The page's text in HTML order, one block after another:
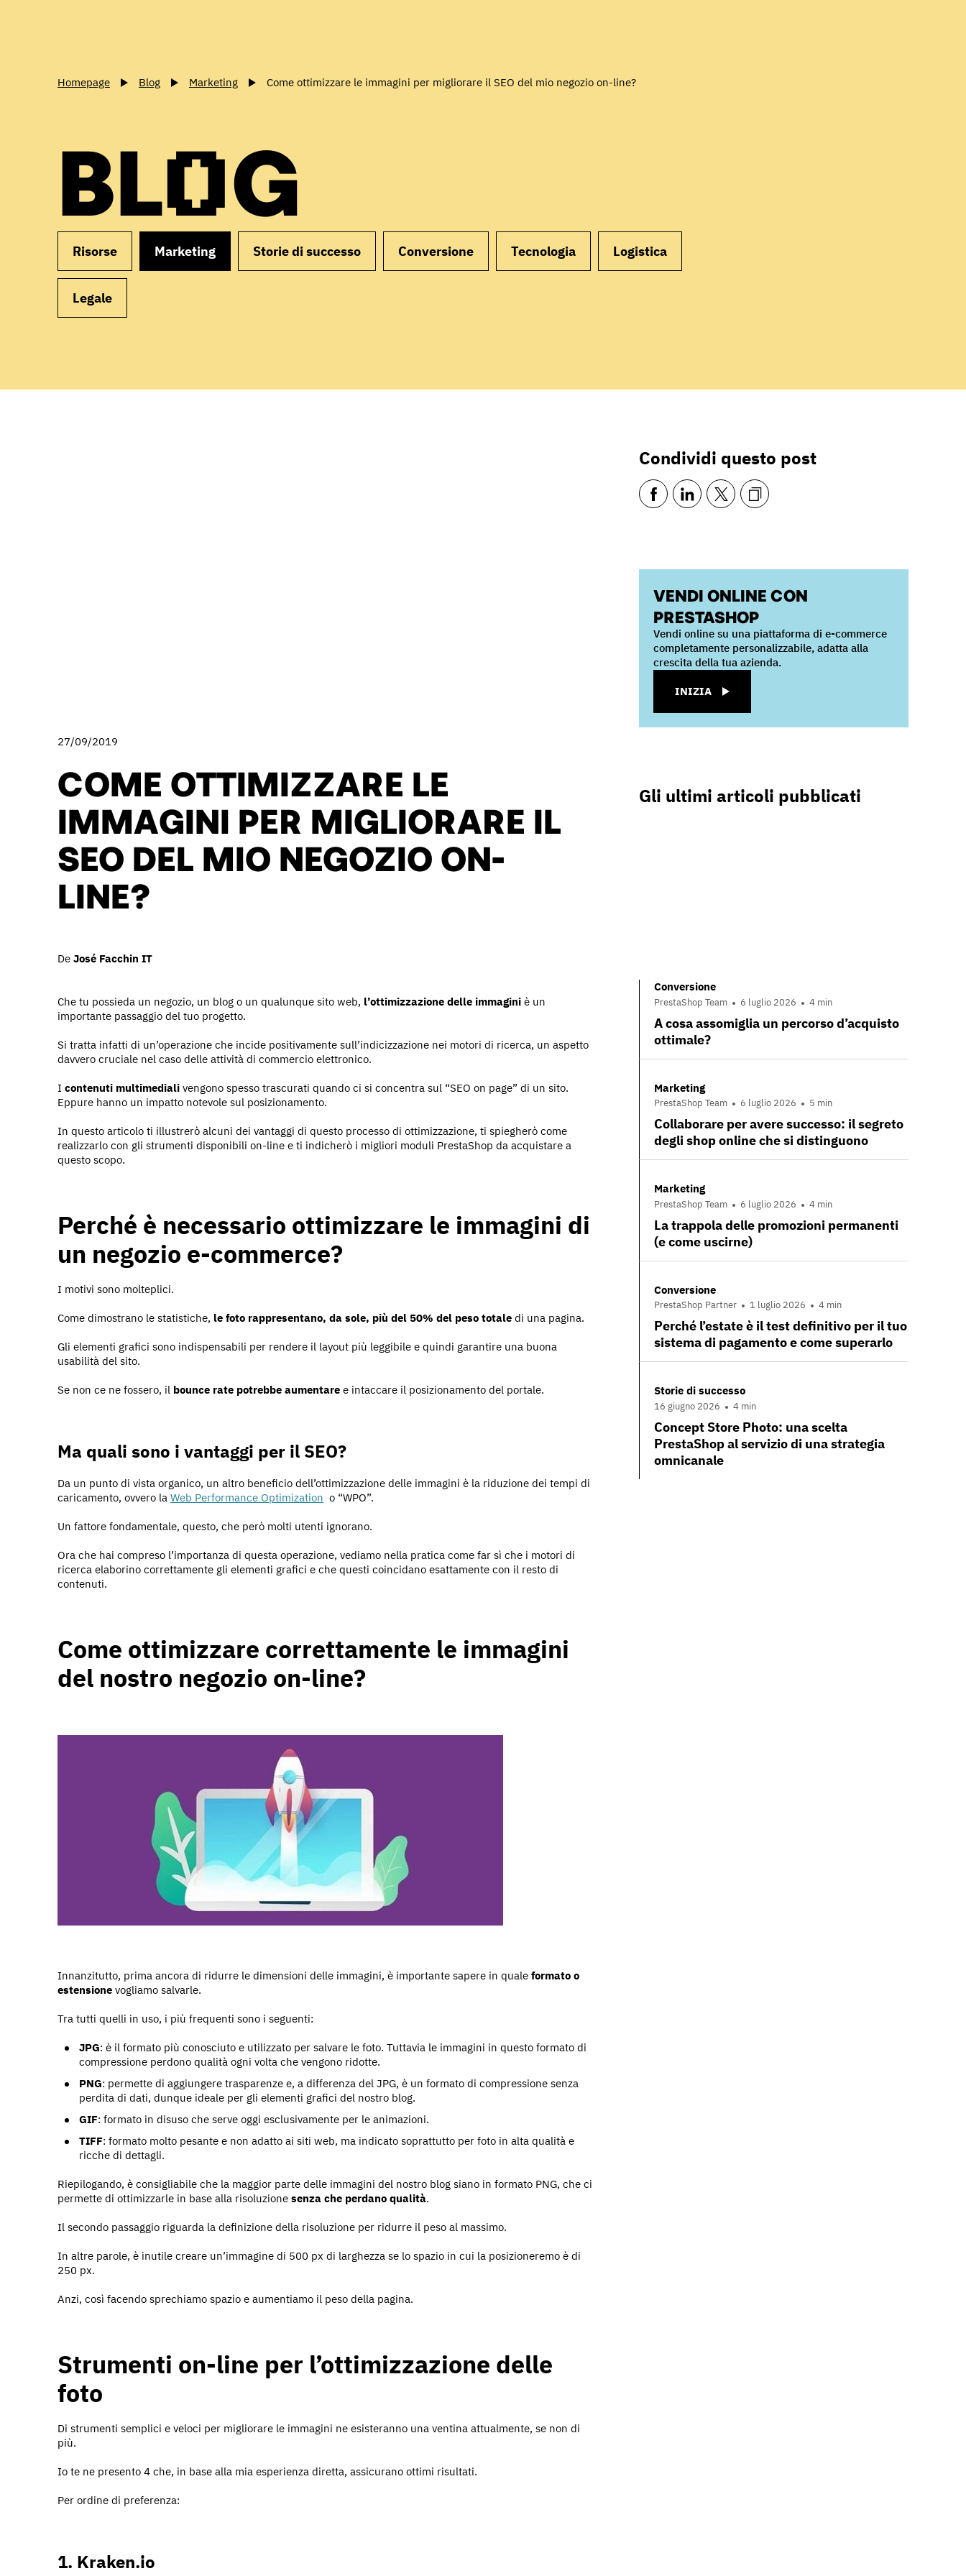
Homepage Blog Marketing Come ottimizzare le immagini per migliorare il SEO del mio negozio on-line?
BLOG
Risorse Marketing Storie di successo Conversione Tecnologia Logistica
Legale
27/09/2019
COME OTTIMIZZARE LE
IMMAGINI PER MIGLIORARE IL
SEO DEL MIO NEGOZIO ON-
LINE?
De José Facchin IT
Che tu possieda un negozio, un blog o un qualunque sito web, l’ottimizzazione delle immagini è un
importante passaggio del tuo progetto.
Si tratta infatti di un’operazione che incide positivamente sull’indicizzazione nei motori di ricerca, un aspetto
davvero cruciale nel caso delle attività di commercio elettronico.
I contenuti multimediali vengono spesso trascurati quando ci si concentra sul “SEO on page” di un sito.
Eppure hanno un impatto notevole sul posizionamento.
In questo articolo ti illustrerò alcuni dei vantaggi di questo processo di ottimizzazione, ti spiegherò come
realizzarlo con gli strumenti disponibili on-line e ti indicherò i migliori moduli PrestaShop da acquistare a
questo scopo.
Perché è necessario ottimizzare le immagini di
un negozio e-commerce?
I motivi sono molteplici.
Come dimostrano le statistiche, le foto rappresentano, da sole, più del 50% del peso totale di una pagina.
Gli elementi grafici sono indispensabili per rendere il layout più leggibile e quindi garantire una buona
usabilità del sito.
Se non ce ne fossero, il bounce rate potrebbe aumentare e intaccare il posizionamento del portale.
Ma quali sono i vantaggi per il SEO?
Da un punto di vista organico, un altro beneficio dell’ottimizzazione delle immagini è la riduzione dei tempi di
caricamento, ovvero la Web Performance Optimization o “WPO”.
Un fattore fondamentale, questo, che però molti utenti ignorano.
Ora che hai compreso l’importanza di questa operazione, vediamo nella pratica come far sì che i motori di
ricerca elaborino correttamente gli elementi grafici e che questi coincidano esattamente con il resto di
contenuti.
Come ottimizzare correttamente le immagini
del nostro negozio on-line?
Innanzitutto, prima ancora di ridurre le dimensioni delle immagini, è importante sapere in quale formato o
estensione vogliamo salvarle.
Tra tutti quelli in uso, i più frequenti sono i seguenti:
JPG: è il formato più conosciuto e utilizzato per salvare le foto. Tuttavia le immagini in questo formato di
compressione perdono qualità ogni volta che vengono ridotte.
PNG: permette di aggiungere trasparenze e, a differenza del JPG, è un formato di compressione senza
perdita di dati, dunque ideale per gli elementi grafici del nostro blog.
GIF: formato in disuso che serve oggi esclusivamente per le animazioni.
TIFF: formato molto pesante e non adatto ai siti web, ma indicato soprattutto per foto in alta qualità e
ricche di dettagli.
Riepilogando, è consigliabile che la maggior parte delle immagini del nostro blog siano in formato PNG, che ci
permette di ottimizzarle in base alla risoluzione senza che perdano qualità.
Il secondo passaggio riguarda la definizione della risoluzione per ridurre il peso al massimo.
In altre parole, è inutile creare un’immagine di 500 px di larghezza se lo spazio in cui la posizioneremo è di
250 px.
Anzi, così facendo sprechiamo spazio e aumentiamo il peso della pagina.
Strumenti on-line per l’ottimizzazione delle
foto
Di strumenti semplici e veloci per migliorare le immagini ne esisteranno una ventina attualmente, se non di
più.
Io te ne presento 4 che, in base alla mia esperienza diretta, assicurano ottimi risultati.
Per ordine di preferenza:
1. Kraken.io
Condividi questo post
VENDI ONLINE CON
PRESTASHOP
Vendi online su una piattaforma di e-commerce
completamente personalizzabile, adatta alla
crescita della tua azienda.
INIZIA
Gli ultimi articoli pubblicati
Conversione
PrestaShop Team 6 luglio 2026 4 min
A cosa assomiglia un percorso d’acquisto
ottimale?
Marketing
PrestaShop Team 6 luglio 2026 5 min
Collaborare per avere successo: il segreto
degli shop online che si distinguono
Marketing
PrestaShop Team 6 luglio 2026 4 min
La trappola delle promozioni permanenti
(e come uscirne)
Conversione
PrestaShop Partner 1 luglio 2026 4 min
Perché l’estate è il test definitivo per il tuo
sistema di pagamento e come superarlo
Storie di successo
16 giugno 2026 4 min
Concept Store Photo: una scelta
PrestaShop al servizio di una strategia
omnicanale